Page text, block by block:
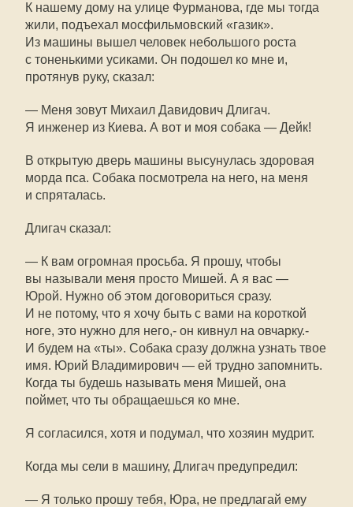
К нашему дому на улице Фурманова, где мы тогда
жили, подъехал мосфильмовский «газик».
Из машины вышел человек небольшого роста
с тоненькими усиками. Он подошел ко мне и,
протянув руку, сказал:
— Меня зовут Михаил Давидович Длигач.
Я инженер из Киева. А вот и моя собака — Дейк!
В открытую дверь машины высунулась здоровая
морда пса. Собака посмотрела на него, на меня
и спряталась.
Длигач сказал:
— К вам огромная просьба. Я прошу, чтобы
вы называли меня просто Мишей. А я вас —
Юрой. Нужно об этом договориться сразу.
И не потому, что я хочу быть с вами на короткой
ноге, это нужно для него,- он кивнул на овчарку.-
И будем на «ты». Собака сразу должна узнать твое
имя. Юрий Владимирович — ей трудно запомнить.
Когда ты будешь называть меня Мишей, она
поймет, что ты обращаешься ко мне.
Я согласился, хотя и подумал, что хозяин мудрит.
Когда мы сели в машину, Длигач предупредил:
— Я только прошу тебя, Юра, не предлагай ему